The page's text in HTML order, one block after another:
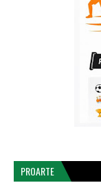
PROARTE